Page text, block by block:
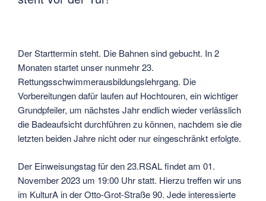
Der Starttermin steht. Die Bahnen sind gebucht. In 2
Monaten startet unser nunmehr 23.
Rettungsschwimmerausbildungslehrgang. Die
Vorbereitungen dafür laufen auf Hochtouren, ein wichtiger
Grundpfeiler, um nächstes Jahr endlich wieder verlässlich
die Badeaufsicht durchführen zu können, nachdem sie die
letzten beiden Jahre nicht oder nur eingeschränkt erfolgte.
Der Einweisungstag für den 23.RSAL findet am 01.
November 2023 um 19:00 Uhr statt. Hierzu treffen wir uns
im KulturA in der Otto-Grot-Straße 90. Jede interessierte